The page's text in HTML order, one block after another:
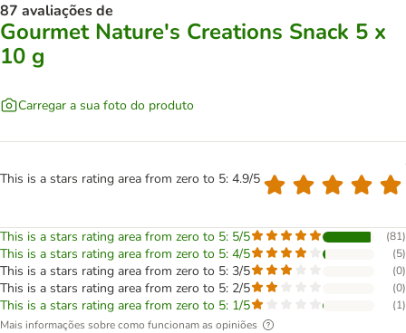
87 avaliações de
Gourmet Nature's Creations Snack 5 x
10 g
Carregar a sua foto do produto
This is a stars rating area from zero to 5: 4.9/5
This is a stars rating area from zero to 5: 5/5 (81)
This is a stars rating area from zero to 5: 4/5 (5)
This is a stars rating area from zero to 5: 3/5 (0)
This is a stars rating area from zero to 5: 2/5 (0)
This is a stars rating area from zero to 5: 1/5 (1)
Mais informações sobre como funcionam as opiniões